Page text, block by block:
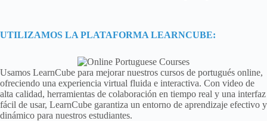
UTILIZAMOS LA PLATAFORMA LEARNCUBE:
Usamos LearnCube para mejorar nuestros cursos de portugués online,
ofreciendo una experiencia virtual fluida e interactiva. Con video de
alta calidad, herramientas de colaboración en tiempo real y una interfaz
fácil de usar, LearnCube garantiza un entorno de aprendizaje efectivo y
dinámico para nuestros estudiantes.